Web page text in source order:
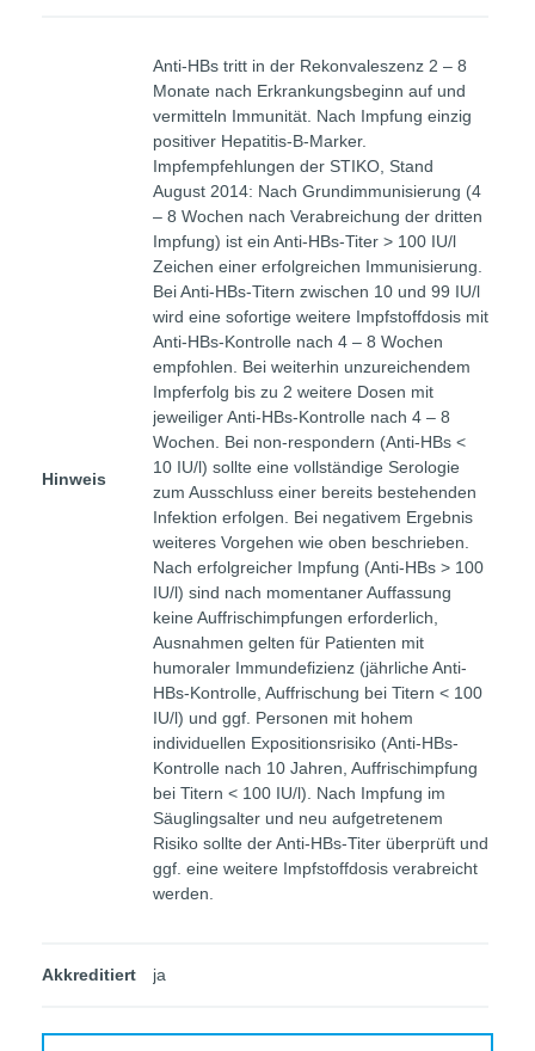
Hinweis
Anti-HBs tritt in der Rekonvaleszenz 2 – 8
Monate nach Erkrankungsbeginn auf und
vermitteln Immunität. Nach Impfung einzig
positiver Hepatitis-B-Marker.
Impfempfehlungen der STIKO, Stand
August 2014: Nach Grundimmunisierung (4
– 8 Wochen nach Verabreichung der dritten
Impfung) ist ein Anti-HBs-Titer > 100 IU/l
Zeichen einer erfolgreichen Immunisierung.
Bei Anti-HBs-Titern zwischen 10 und 99 IU/l
wird eine sofortige weitere Impfstoffdosis mit
Anti-HBs-Kontrolle nach 4 – 8 Wochen
empfohlen. Bei weiterhin unzureichendem
Impferfolg bis zu 2 weitere Dosen mit
jeweiliger Anti-HBs-Kontrolle nach 4 – 8
Wochen. Bei non-respondern (Anti-HBs <
10 IU/l) sollte eine vollständige Serologie
zum Ausschluss einer bereits bestehenden
Infektion erfolgen. Bei negativem Ergebnis
weiteres Vorgehen wie oben beschrieben.
Nach erfolgreicher Impfung (Anti-HBs > 100
IU/l) sind nach momentaner Auffassung
keine Auffrischimpfungen erforderlich,
Ausnahmen gelten für Patienten mit
humoraler Immundefizienz (jährliche Anti-
HBs-Kontrolle, Auffrischung bei Titern < 100
IU/l) und ggf. Personen mit hohem
individuellen Expositionsrisiko (Anti-HBs-
Kontrolle nach 10 Jahren, Auffrischimpfung
bei Titern < 100 IU/l). Nach Impfung im
Säuglingsalter und neu aufgetretenem
Risiko sollte der Anti-HBs-Titer überprüft und
ggf. eine weitere Impfstoffdosis verabreicht
werden.
Akkreditiert ja